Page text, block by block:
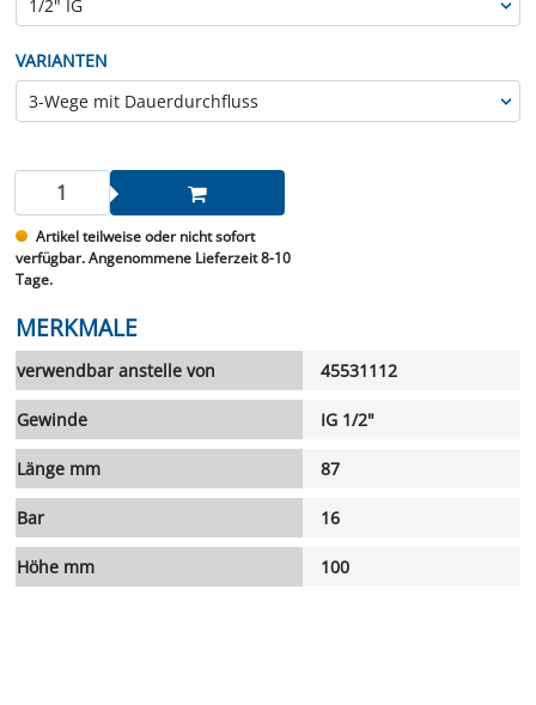
VARIANTEN
Artikel teilweise oder nicht sofort
verfügbar. Angenommene Lieferzeit 8-10
Tage.
MERKMALE
verwendbar anstelle von 45531112
Gewinde IG 1/2"
Länge mm 87
Bar 16
Höhe mm 100